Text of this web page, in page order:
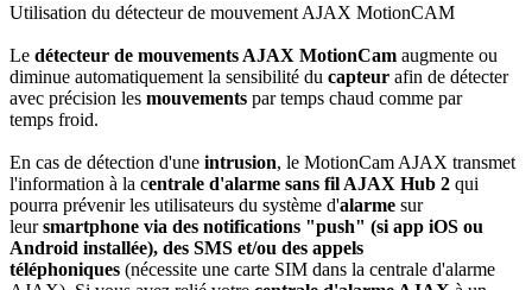
Utilisation du détecteur de mouvement AJAX MotionCAM
Le détecteur de mouvements AJAX MotionCam augmente ou
diminue automatiquement la sensibilité du capteur afin de détecter
avec précision les mouvements par temps chaud comme par
temps froid.
En cas de détection d'une intrusion, le MotionCam AJAX transmet
l'information à la centrale d'alarme sans fil AJAX Hub 2 qui
pourra prévenir les utilisateurs du système d'alarme sur
leursmartphone via des notifications "push" (si app iOS ou
Android installée), des SMS et/ou des appels
téléphoniques (nécessite une carte SIM dans la centrale d'alarme